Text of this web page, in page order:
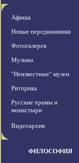
Афиша
Новые передвжиники
Фотогалерея
Музыка
"Неизвестные" музеи
Риторика
Русские храмы и
монастыри
Видеоархив
ФИЛОСОФИЯ